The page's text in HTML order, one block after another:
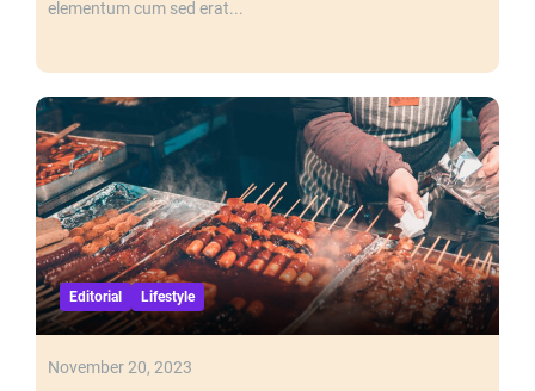
elementum cum sed erat...
Editorial Lifestyle
November 20, 2023